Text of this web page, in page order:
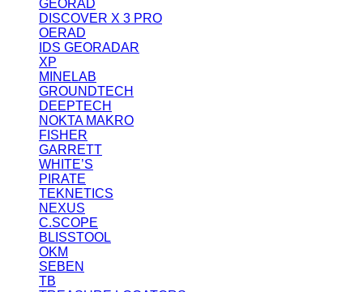
GEORAD
DISCOVER X 3 PRO
OERAD
IDS GEORADAR
XP
MINELAB
GROUNDTECH
DEEPTECH
NOKTA MAKRO
FISHER
GARRETT
WHITE’S
PIRATE
TEKNETICS
NEXUS
C.SCOPE
BLISSTOOL
OKM
SEBEN
TB